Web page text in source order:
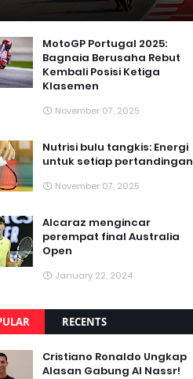
MotoGP Portugal 2025:
Bagnaia Berusaha Rebut
Kembali Posisi Ketiga
Klasemen
November 07, 2025
Nutrisi bulu tangkis: Energi
untuk setiap pertandingan
November 07, 2025
Alcaraz mengincar
perempat final Australia
Open
January 22, 2024
RECENTS
Cristiano Ronaldo Ungkap
Alasan Gabung Al Nassr!